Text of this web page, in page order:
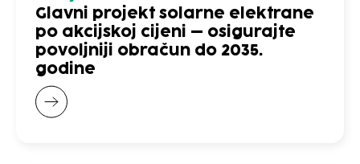
Glavni projekt solarne elektrane
po akcijskoj cijeni – osigurajte
povoljniji obračun do 2035.
godine